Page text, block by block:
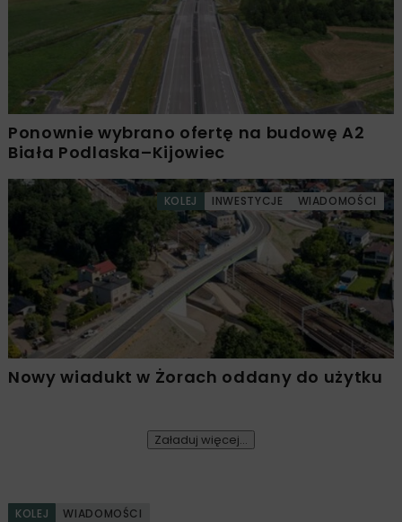
Ponownie wybrano ofertę na budowę A2
Biała Podlaska–Kijowiec
KOLEJ INWESTYCJE WIADOMOŚCI
Nowy wiadukt w Żorach oddany do użytku
Załaduj więcej...
KOLEJ WIADOMOŚCI